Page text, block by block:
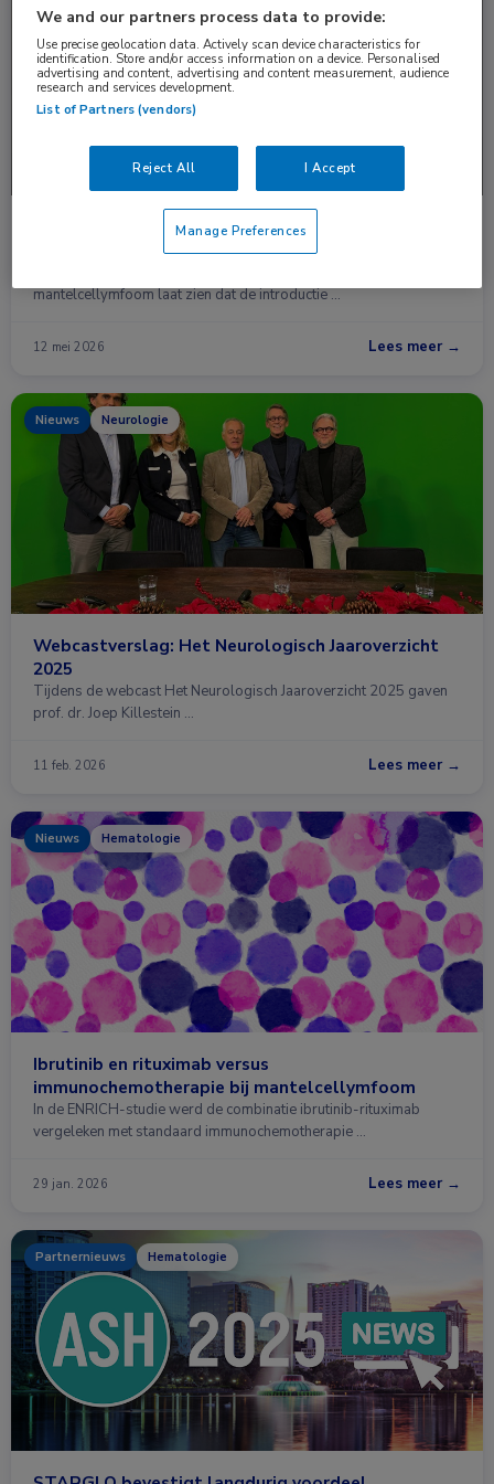
Rituximab-onderhoud bij mantelcellymfoom
vooral effectief bij oudere patiënten
mantelcellymfoom laat zien dat de introductie …
12 mei 2026 Lees meer →
Nieuws Neurologie
Webcastverslag: Het Neurologisch Jaaroverzicht
2025
Tijdens de webcast Het Neurologisch Jaaroverzicht 2025 gaven
prof. dr. Joep Killestein …
11 feb. 2026 Lees meer →
Nieuws Hematologie
Ibrutinib en rituximab versus
immunochemotherapie bij mantelcellymfoom
In de ENRICH-studie werd de combinatie ibrutinib-rituximab
vergeleken met standaard immunochemotherapie …
29 jan. 2026 Lees meer →
Partnernieuws Hematologie
We and our partners process data to provide:
Use precise geolocation data. Actively scan device characteristics for
identification. Store and/or access information on a device. Personalised
advertising and content, advertising and content measurement, audience
research and services development.
List of Partners (vendors)
Reject All I Accept
Manage Preferences